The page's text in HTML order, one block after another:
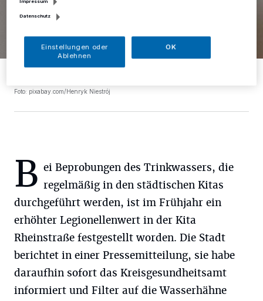
In der Kita Rheinstraße wurde ein erhöhter Legionellenwert
Foto: pixabay.com/Henryk Niestrój
B ei Beprobungen des Trinkwassers, die
regelmäßig in den städtischen Kitas
durchgeführt werden, ist im Frühjahr ein
erhöhter Legionellenwert in der Kita
Rheinstraße festgestellt worden. Die Stadt
berichtet in einer Pressemitteilung, sie habe
daraufhin sofort das Kreisgesundheitsamt
informiert und Filter auf die Wasserhähne
Datenschutz
Einstellungen oder
Ablehnen
OK